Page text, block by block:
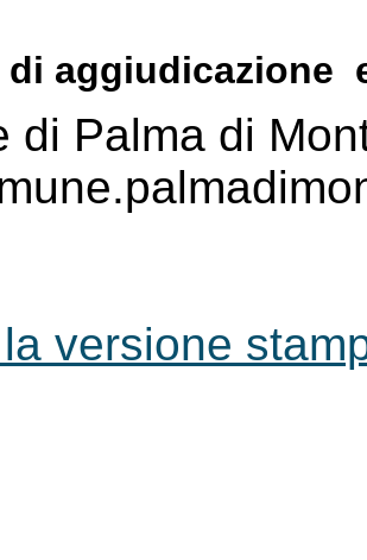
aggiudicazione
di Palma di
versione